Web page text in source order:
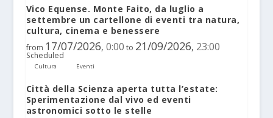
Vico Equense. Monte Faito, da luglio a
settembre un cartellone di eventi tra natura,
cultura, cinema e benessere
from 17/07/2026, 0:00 to 21/09/2026, 23:00
Scheduled
Cultura Eventi
Città della Scienza aperta tutta l’estate:
Sperimentazione dal vivo ed eventi
astronomici sotto le stelle